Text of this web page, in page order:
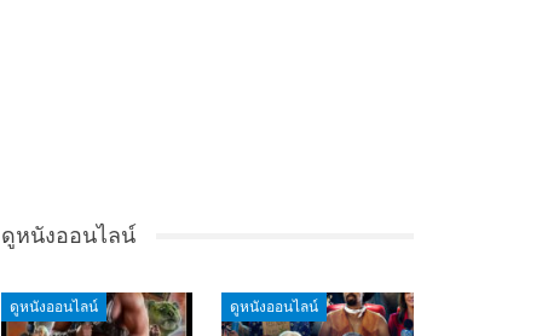
ดูหนังออนไลน์
ดูหนังออนไลน์ ดูหนังออนไลน์